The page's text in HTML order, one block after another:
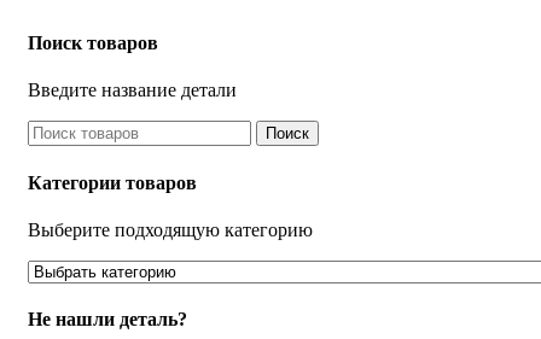
Поиск товаров
Введите название детали
Поиск
Категории товаров
Выберите подходящую категорию
Не нашли деталь?